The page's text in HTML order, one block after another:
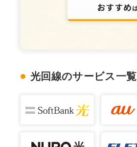
光回線のサービス一覧